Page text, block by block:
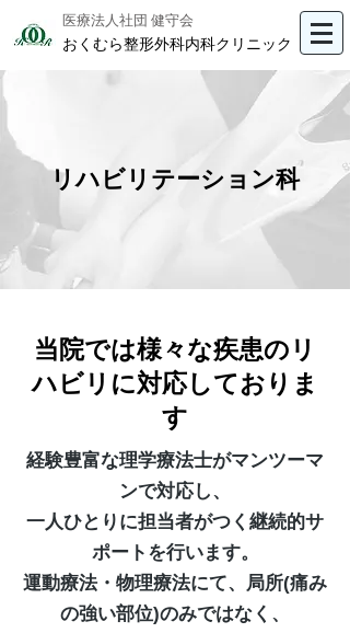
医療法人社団 健守会
おくむら整形外科内科クリニック
リハビリテーション科
当院では様々な疾患のリ
ハビリに対応しておりま
す
経験豊富な理学療法士がマンツーマ
ンで対応し、
一人ひとりに担当者がつく継続的サ
ポートを行います。
運動療法・物理療法にて、局所(痛み
の強い部位)のみではなく、